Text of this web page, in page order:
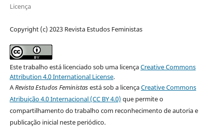
Licença
Copyright (c) 2023 Revista Estudos Feministas
Este trabalho está licenciado sob uma licençaCreative Commons
Attribution 4.0 International License.
ARevista Estudos Feministasestá sob a licençaCreative Commons
Atribuição 4.0 Internacional (CC BY 4.0) que permite o
compartilhamento do trabalho com reconhecimento de autoria e
publicação inicial neste periódico.